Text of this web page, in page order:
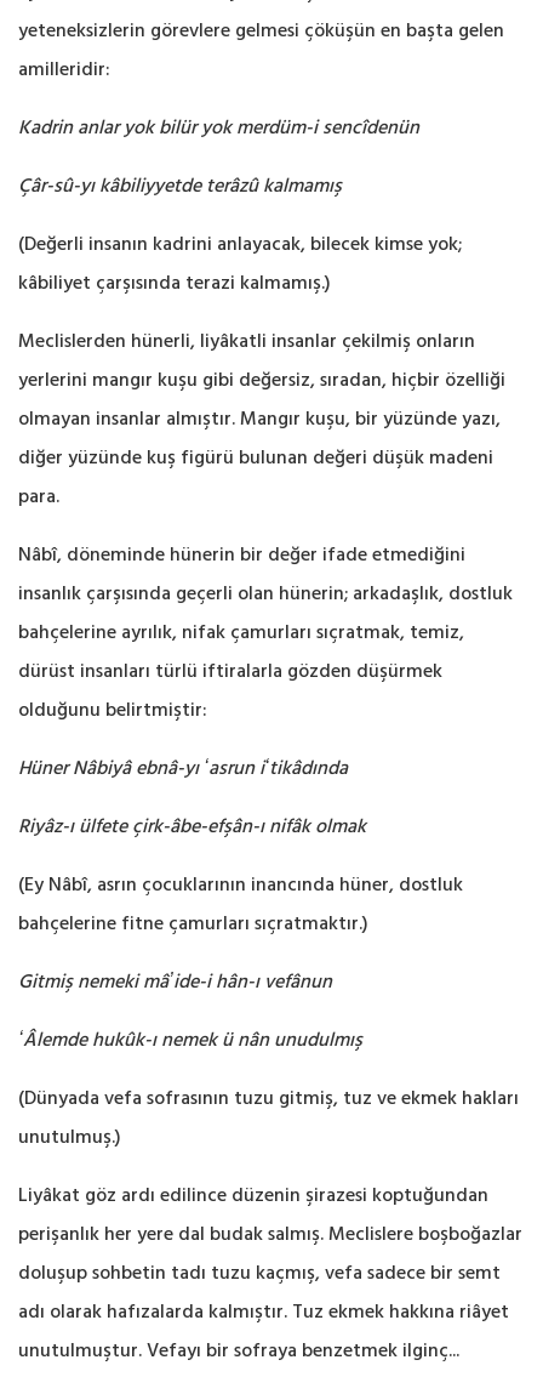
yeteneksizlerin ‎görevlere gelmesi çöküşün en başta gelen
amilleridir:‎
Kadrin anlar yok bilür yok merdüm-i sencîdenün
Çâr-sû-yı kâbiliyyetde terâzû kalmamış
kâbiliyet çarşısında terazi kalmamış.)
Meclislerden hünerli, liyâkatli insanlar çekilmiş onların
yerlerini mangır kuşu gibi değersiz, ‎sıradan, hiçbir özelliği
olmayan insanlar almıştır. Mangır kuşu, bir yüzünde yazı,
diğer yüzünde kuş figürü bulunan değeri düşük madeni
para.‎
Nâbî, döneminde hünerin bir değer ifade etmediğini
insanlık çarşısında geçerli olan hünerin; arkadaşlık, dostluk
bahçelerine ayrılık, nifak çamurları sıçratmak, temiz,
dürüst insanları türlü ‎iftiralarla gözden düşürmek
olduğunu belirtmiştir:‎
Hüner Nâbiyâ ebnâ-yı ʻasrun iʻtikâdında
Riyâz-ı ülfete çirk-âbe-efşân-ı nifâk olmak
(Ey Nâbî, asrın çocuklarının inancında hüner, dostluk
bahçelerine fitne çamurları sıçratmaktır.‎)
Gitmiş nemeki mâʼide-i hân-ı vefânun ‎
ʻÂlemde hukûk-ı nemek ü nân unudulmış
(Dünyada vefa sofrasının tuzu gitmiş, tuz ve ekmek hakları
unutulmuş.‎)
Liyâkat göz ardı edilince düzenin şirazesi koptuğundan
perişanlık her yere dal budak salmış. ‎Meclislere boşboğazlar
doluşup sohbetin tadı tuzu kaçmış, vefa sadece bir semt
adı olarak ‎hafızalarda kalmıştır. Tuz ekmek hakkına riâyet
unutulmuştur. Vefayı bir sofraya benzetmek ‎ilginç... ‎